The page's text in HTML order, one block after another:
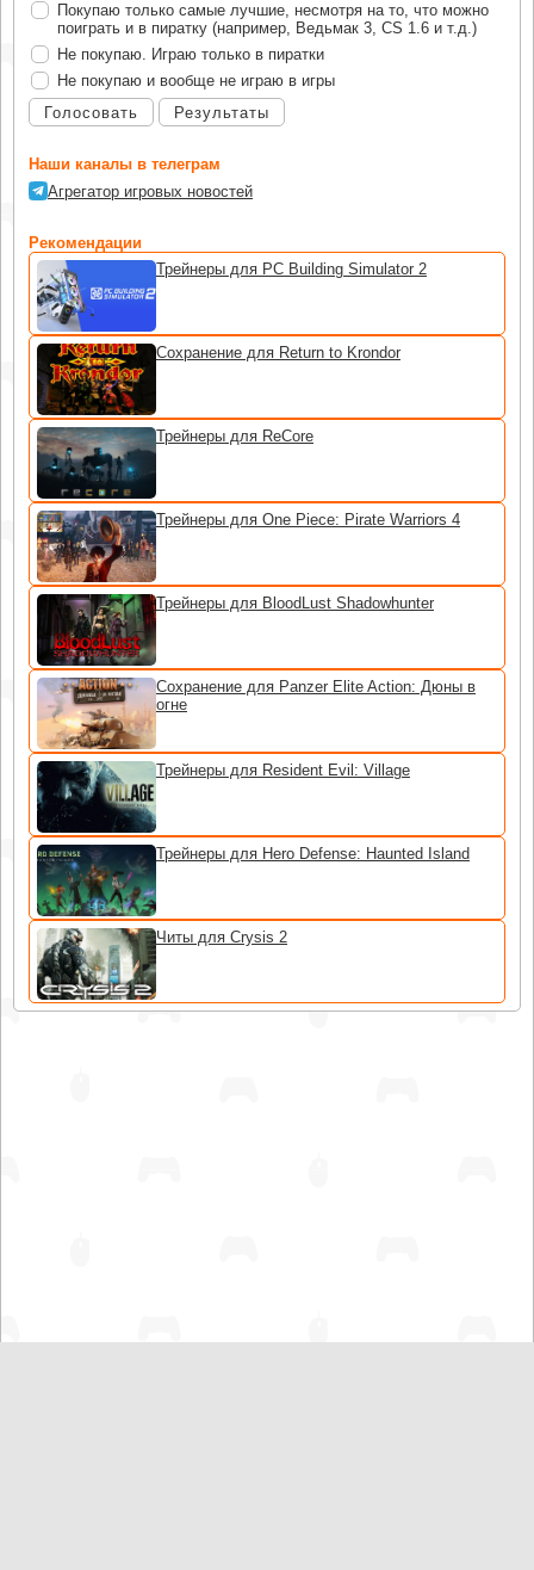
Покупаю только самые лучшие, несмотря на то, что можно
поиграть и в пиратку (например, Ведьмак 3, CS 1.6 и т.д.)
Не покупаю. Играю только в пиратки
Не покупаю и вообще не играю в игры
Голосовать
Результаты
Наши каналы в телеграм
Агрегатор игровых новостей
Рекомендации
Трейнеры для PC Building Simulator 2
Сохранение для Return to Krondor
Трейнеры для ReCore
Трейнеры для One Piece: Pirate Warriors 4
Трейнеры для BloodLust Shadowhunter
Сохранение для Panzer Elite Action: Дюны в
огне
Трейнеры для Resident Evil: Village
Трейнеры для Hero Defense: Haunted Island
Читы для Crysis 2